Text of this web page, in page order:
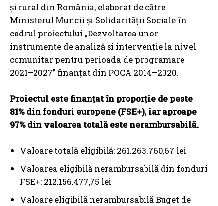
și rural din România, elaborat de către
Ministerul Muncii și Solidarității Sociale în
cadrul proiectului „Dezvoltarea unor
instrumente de analiză și intervenție la nivel
comunitar pentru perioada de programare
2021–2027” finanțat din POCA 2014–2020.
Proiectul este finanțat în proporție de peste
81% din fonduri europene (FSE+), iar aproape
97% din valoarea totală este nerambursabilă.
Valoare totală eligibilă: 261.263.760,67 lei
Valoarea eligibilă nerambursabilă din fonduri
FSE+: 212.156.477,75 lei
Valoare eligibilă nerambursabilă Buget de